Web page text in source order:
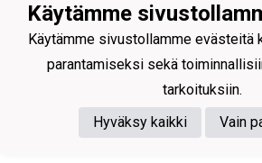
Käytämme
Käytämme sivustollamme evästeitä
parantamiseksi sekä
tarkoituksiin.
Hyväksy kaikki
Vain